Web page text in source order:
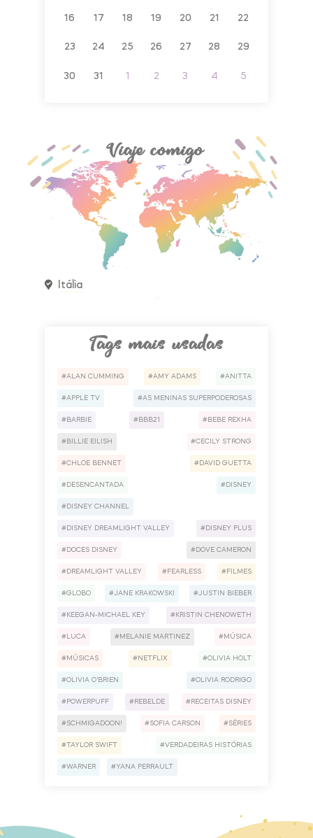
16 17 18 19 20 21 22
23 24 25 26 27 28 29
30 31 1 2 3 4 5
Viaje comigo
Itália
Tags mais usadas
ALAN CUMMING AMY ADAMS ANITTA
APPLE TV AS MENINAS SUPERPODEROSAS
BARBIE BBB21 BEBE REXHA
BILLIE EILISH CECILY STRONG
CHLOE BENNET DAVID GUETTA
DESENCANTADA DISNEY
DISNEY CHANNEL
DISNEY DREAMLIGHT VALLEY DISNEY PLUS
DOCES DISNEY DOVE CAMERON
DREAMLIGHT VALLEY FEARLESS FILMES
GLOBO JANE KRAKOWSKI JUSTIN BIEBER
KEEGAN-MICHAEL KEY KRISTIN CHENOWETH
LUCA MELANIE MARTINEZ MÚSICA
MÚSICAS NETFLIX OLIVIA HOLT
OLIVIA O'BRIEN OLIVIA RODRIGO
POWERPUFF REBELDE RECEITAS DISNEY
SCHMIGADOON! SOFIA CARSON SÉRIES
TAYLOR SWIFT VERDADEIRAS HISTÓRIAS
WARNER YANA PERRAULT